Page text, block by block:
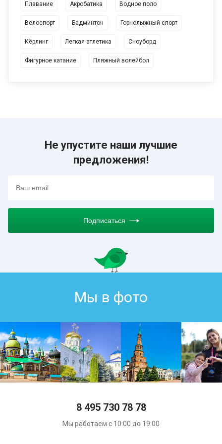
свяжитесь с нами по номеру телефона +7 (495) 730-78-78 или
напишите нам на электронную почтуopn-space@opn-space.ru
сделать вам правильный выбор! Мы гарантируем высокий
уровень и качество. Опен Спэйс – ваш надежный партнёр в
Плавание Акробатика Водное поло
Велоспорт Бадминтон Горнолыжный спорт
Кёрлинг Легкая атлетика Сноуборд
Фигурное катание Пляжный волейбол
Не упустите наши лучшие
предложения!
Подписаться
Мы в фото
8 495 730 78 78
Мы работаем с 10:00 до 19:00